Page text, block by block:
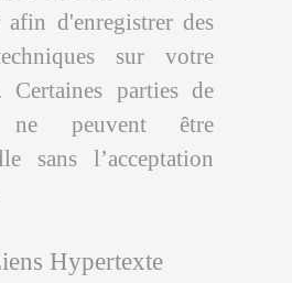
afin d'enregistrer des
sur votre
Certaines parties de
peuvent être
sans l’acceptation
Hypertexte